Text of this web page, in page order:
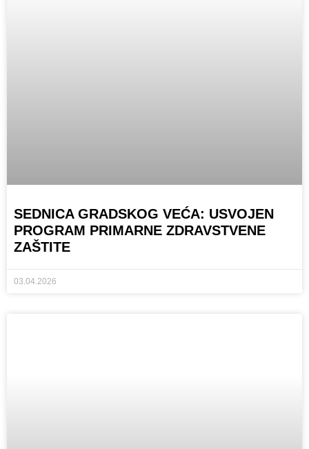
SEDNICA GRADSKOG VEĆA: USVOJEN
PROGRAM PRIMARNE ZDRAVSTVENE
ZAŠTITE
03.04.2026